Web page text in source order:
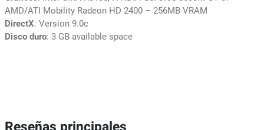
AMD/ATI Mobility Radeon HD 2400 – 256MB VRAM
DirectX: Version 9.0c
Disco duro: 3 GB available space